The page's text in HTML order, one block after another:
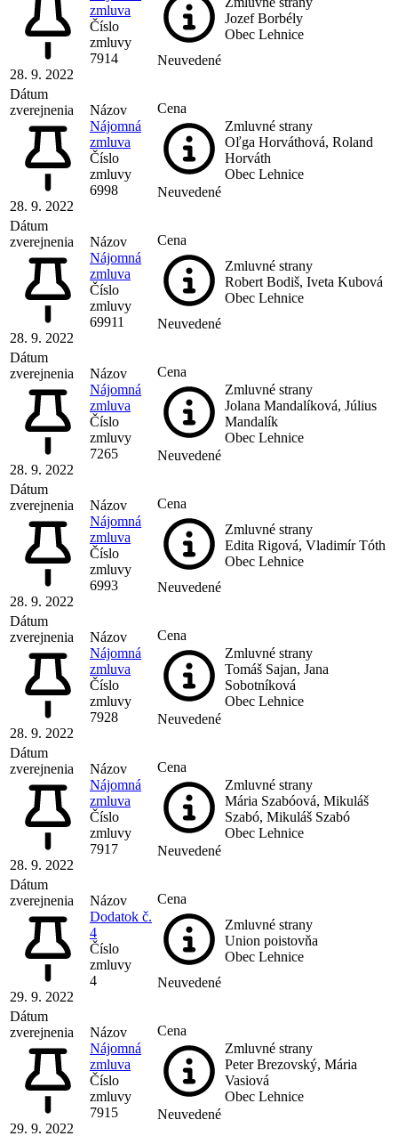
28. 9. 2022
zmluva
Číslo
zmluvy
7914
Neuvedené
Jozef Borbély
Obec Lehnice
Dátum
zverejnenia
28. 9. 2022
Názov
Nájomná
zmluva
Číslo
zmluvy
6998
Cena
Neuvedené
Zmluvné strany
Oľga Horváthová, Roland
Horváth
Obec Lehnice
Dátum
zverejnenia
28. 9. 2022
Názov
Nájomná
zmluva
Číslo
zmluvy
69911
Cena
Neuvedené
Zmluvné strany
Robert Bodiš, Iveta Kubová
Obec Lehnice
Dátum
zverejnenia
28. 9. 2022
Názov
Nájomná
zmluva
Číslo
zmluvy
7265
Cena
Neuvedené
Zmluvné strany
Jolana Mandalíková, Július
Mandalík
Obec Lehnice
Dátum
zverejnenia
28. 9. 2022
Názov
Nájomná
zmluva
Číslo
zmluvy
6993
Cena
Neuvedené
Zmluvné strany
Edita Rigová, Vladimír Tóth
Obec Lehnice
Dátum
zverejnenia
28. 9. 2022
Názov
Nájomná
zmluva
Číslo
zmluvy
7928
Cena
Neuvedené
Zmluvné strany
Tomáš Sajan, Jana
Sobotníková
Obec Lehnice
Dátum
zverejnenia
28. 9. 2022
Názov
Nájomná
zmluva
Číslo
zmluvy
7917
Cena
Neuvedené
Zmluvné strany
Mária Szabóová, Mikuláš
Szabó, Mikuláš Szabó
Obec Lehnice
Dátum
zverejnenia
29. 9. 2022
Názov
Dodatok č.
4
Číslo
zmluvy
4
Cena
Neuvedené
Zmluvné strany
Union poistovňa
Obec Lehnice
Dátum
zverejnenia
29. 9. 2022
Názov
Nájomná
zmluva
Číslo
zmluvy
7915
Cena
Neuvedené
Zmluvné strany
Peter Brezovský, Mária
Vasiová
Obec Lehnice